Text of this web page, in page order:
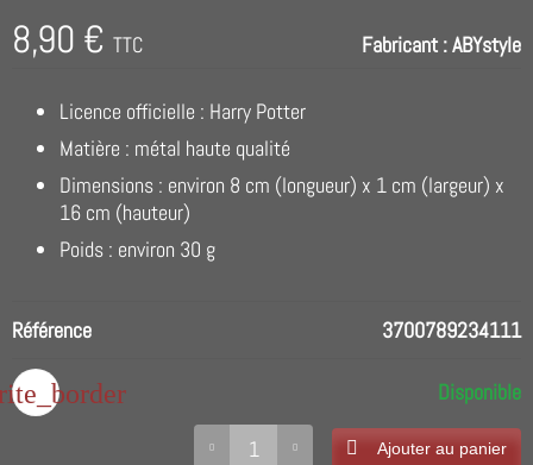
Fabricant :ABYstyle
8,90 € TTC
Licence officielle : Harry Potter
Matière : métal haute qualité
Dimensions : environ 8 cm (longueur) x 1 cm (largeur) x
16 cm (hauteur)
Poids : environ 30 g
Référence 3700789234111
Disponible
Ajouter au panier